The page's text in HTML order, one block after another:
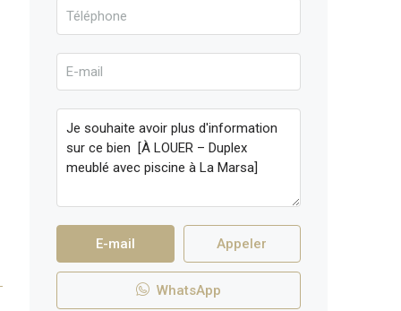
E-mail Appeler
WhatsApp